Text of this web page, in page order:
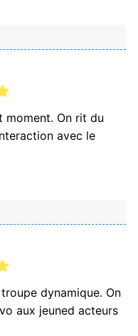
moment. On rit du
avec le
dynamique. On
aux jeuned acteurs